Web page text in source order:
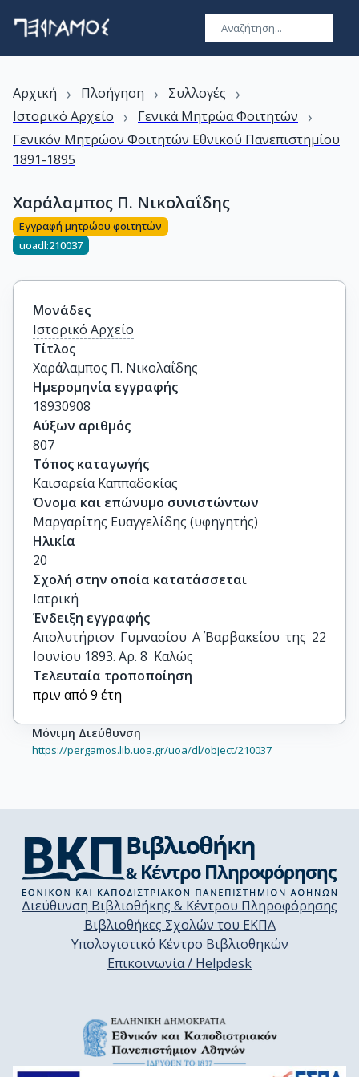
Αρχική › Πλοήγηση › Συλλογές ›
Ιστορικό Αρχείο › Γενικά Μητρώα Φοιτητών ›
Γενικόν Μητρώον Φοιτητών Εθνικού Πανεπιστημίου
1891-1895
Χαράλαμπος Π. Νικολαΐδης
Εγγραφή μητρώου φοιτητών
uoadl:210037
Μονάδες
Ιστορικό Αρχείο
Τίτλος
Χαράλαμπος Π. Νικολαΐδης
Ημερομηνία εγγραφής
18930908
Αύξων αριθμός
807
Τόπος καταγωγής
Καισαρεία Καππαδοκίας
Όνομα και επώνυμο συνιστώντων
Μαργαρίτης Ευαγγελίδης (υφηγητής)
Ηλικία
20
Σχολή στην οποία κατατάσσεται
Ιατρική
Ένδειξη εγγραφής
Απολυτήριον Γυμνασίου Α΄ Βαρβακείου της 22
Ιουνίου 1893. Αρ. 8  Καλώς
Τελευταία τροποποίηση
πριν από 9 έτη
Μόνιμη Διεύθυνση
https://pergamos.lib.uoa.gr/uoa/dl/object/210037
Διεύθυνση Βιβλιοθήκης & Κέντρου Πληροφόρησης
Βιβλιοθήκες Σχολών του ΕΚΠΑ
Υπολογιστικό Κέντρο Βιβλιοθηκών
Επικοινωνία / Helpdesk